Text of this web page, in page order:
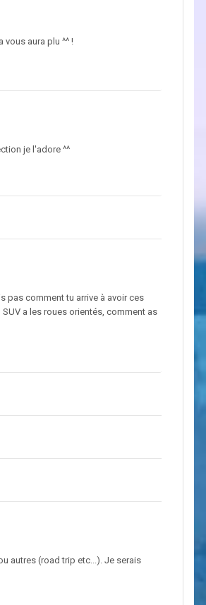
aura plu ^^ !
je l'adore ^^
pas comment tu arrive à avoir ces
a les roues orientés, comment as
autres (road trip etc...). Je serais